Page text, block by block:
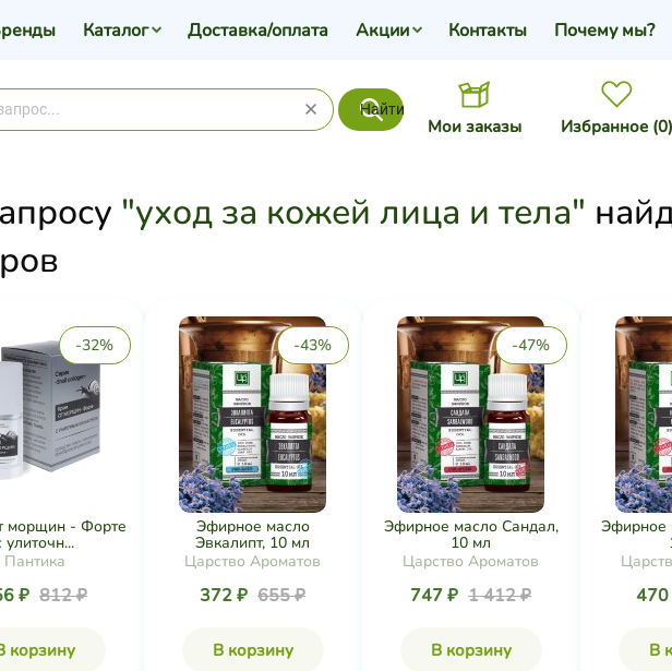
Найти
Мои заказы Избранное (0)
Каталог Доставка/оплата Акции Контакты Почему мы?
"уход за кожей лица и тела"
-32%
морщин - Форте
улиточн...
Пантика
₽ 812 ₽
корзину
-43%
Эфирное масло
Эвкалипт, 10 мл
Царство Ароматов
372 ₽ 655 ₽
В корзину
-47%
Эфирное масло Сандал,
10 мл
Царство Ароматов
747 ₽ 1 412 ₽
В корзину
Эфирное
В